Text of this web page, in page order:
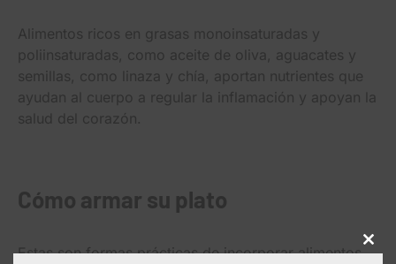
Alimentos ricos en grasas monoinsaturadas y
poliinsaturadas, como aceite de oliva, aguacates y
semillas, como linaza y chía, aportan nutrientes que
ayudan al cuerpo a regular la inflamación y apoyan la
salud del corazón.
Cómo armar su plato
Estas son formas prácticas de incorporar alimentos Close